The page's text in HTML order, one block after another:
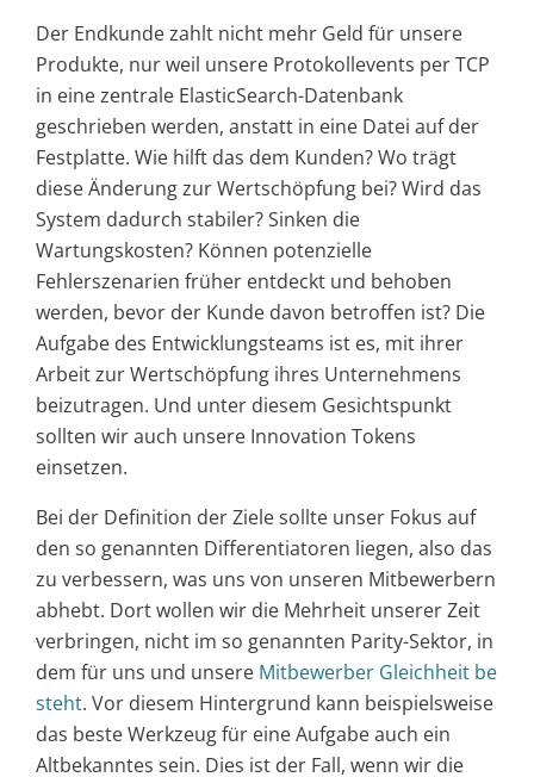
Der Endkunde zahlt nicht mehr Geld für unsere
Produkte, nur weil unsere Protokollevents per TCP
in eine zentrale ElasticSearch-Datenbank
geschrieben werden, anstatt in eine Datei auf der
Festplatte. Wie hilft das dem Kunden? Wo trägt
diese Änderung zur Wertschöpfung bei? Wird das
System dadurch stabiler? Sinken die
Wartungskosten? Können potenzielle
Fehlerszenarien früher entdeckt und behoben
werden, bevor der Kunde davon betroffen ist? Die
Aufgabe des Entwicklungsteams ist es, mit ihrer
Arbeit zur Wertschöpfung ihres Unternehmens
beizutragen. Und unter diesem Gesichtspunkt
sollten wir auch unsere Innovation Tokens
einsetzen.
Bei der Definition der Ziele sollte unser Fokus auf
den so genannten Differentiatoren liegen, also das
zu verbessern, was uns von unseren Mitbewerbern
abhebt. Dort wollen wir die Mehrheit unserer Zeit
verbringen, nicht im so genannten Parity-Sektor, in
dem für uns und unsere Mitbewerber Gleichheit be
steht. Vor diesem Hintergrund kann beispielsweise
das beste Werkzeug für eine Aufgabe auch ein
Altbekanntes sein. Dies ist der Fall, wenn wir die